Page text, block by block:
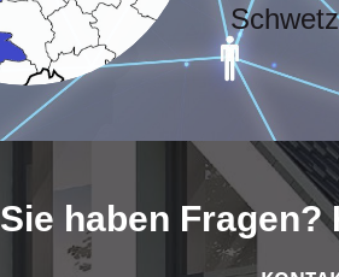
Sie haben